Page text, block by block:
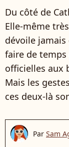
Du côté de
Elle-même
dévoile
faire de
officielles aux
Mais les
ces deux-là
Par Sam